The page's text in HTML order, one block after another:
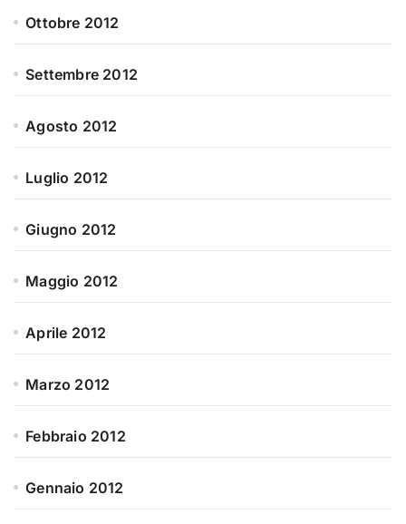
Ottobre 2012
Settembre 2012
Agosto 2012
Luglio 2012
Giugno 2012
Maggio 2012
Aprile 2012
Marzo 2012
Febbraio 2012
Gennaio 2012